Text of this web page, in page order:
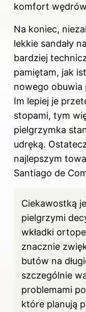
komfort
Na koniec,
lekkie sandały
bardziej
pamiętam, jak
nowego obuwia
Im lepiej je
stopami, tym
pielgrzymka
udręką.
najlepszym
Santiago de
Ciekawostką
pielgrzymi
wkładki
znacznie
butów na
szczególnie
problemami
które planują